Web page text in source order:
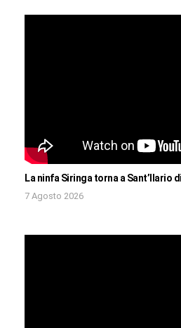
La ninfa Siringa torna a Sant’Ilario
7 Agosto 2026